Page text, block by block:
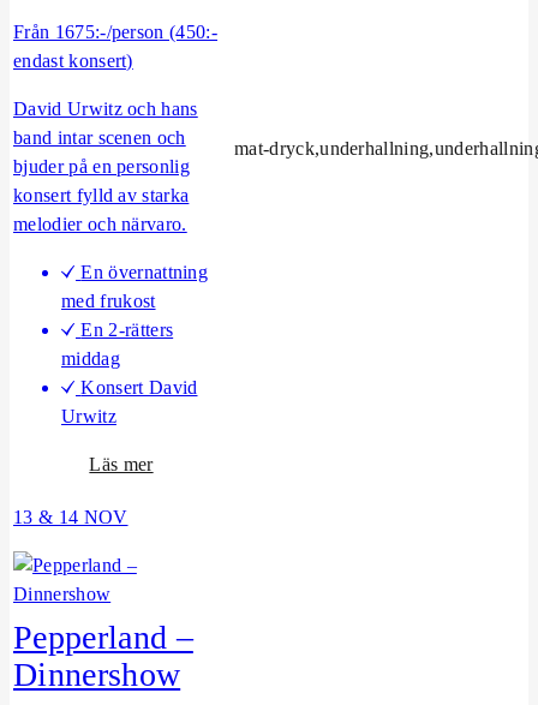
a
e
r
g
s
v
c
k
a
Från 1675:-/person (450:-
endast konsert)
David Urwitz och hans
band intar scenen och
bjuder på en personlig
konsert fylld av starka
melodier och närvaro.
En övernattning
med frukost
En 2-rätters
middag
Konsert David
Urwitz
Läs mero
d
r
mat-
13 & 14 NOV
Pepperland –
Dinnershow